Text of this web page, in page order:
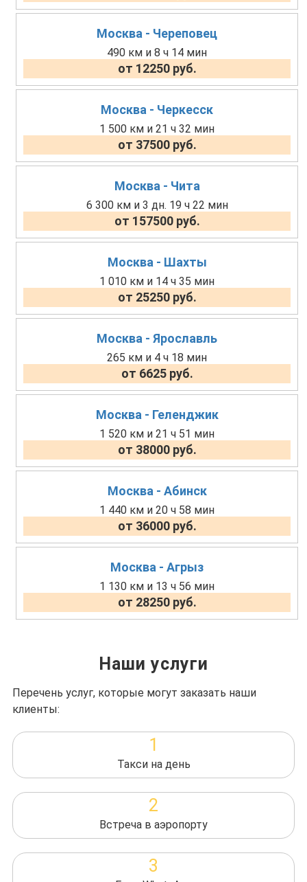
Москва - Череповец
490 км и 8 ч 14 мин
от 12250 руб.
Москва - Черкесск
1 500 км и 21 ч 32 мин
от 37500 руб.
Москва - Чита
6 300 км и 3 дн. 19 ч 22 мин
от 157500 руб.
Москва - Шахты
1 010 км и 14 ч 35 мин
от 25250 руб.
Москва - Ярославль
265 км и 4 ч 18 мин
от 6625 руб.
Москва - Геленджик
1 520 км и 21 ч 51 мин
от 38000 руб.
Москва - Абинск
1 440 км и 20 ч 58 мин
от 36000 руб.
Москва - Агрыз
1 130 км и 13 ч 56 мин
от 28250 руб.
Наши услуги
Перечень услуг, которые могут заказать наши
клиенты:
1
Такси на день
2
Встреча в аэропорту
3